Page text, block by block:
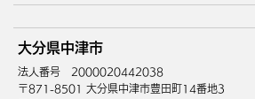
サイトマップ
庁舎地図 組織案内
中津市へのアクセス
大分県中津市
法人番号 2000020442038
〒871-8501 大分県中津市豊田町14番地3